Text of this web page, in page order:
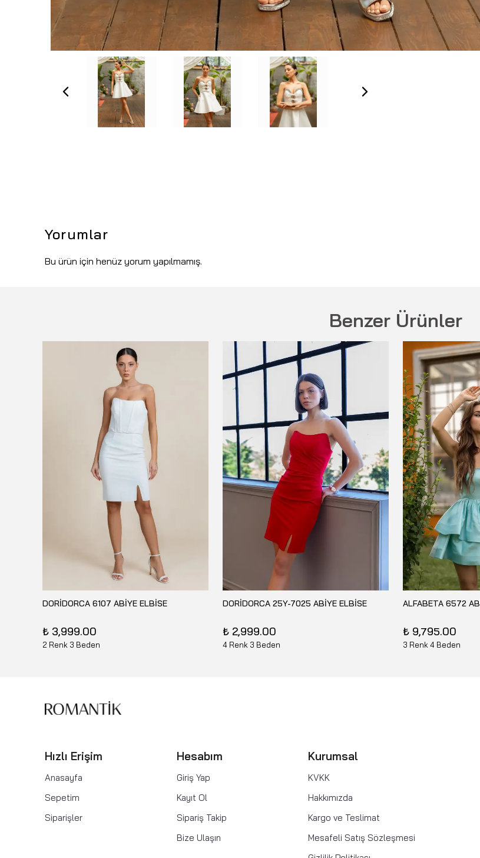
Yorumlar
Bu ürün için henüz yorum yapılmamış.
Benzer Ürünler
DORİDORCA 6107 ABİYE ELBİSE
₺ 3,999.00
2 Renk 3 Beden
DORİDORCA 25Y-7025 ABİYE ELBİSE
₺ 2,999.00
4 Renk 3 Beden
ALFABETA 6572
₺ 9,795.00
3 Renk 4 Beden
Hızlı Erişim
Anasayfa
Sepetim
Siparişler
Hesabım
Giriş Yap
Kayıt Ol
Sipariş Takip
Bize Ulaşın
Kurumsal
KVKK
Hakkımızda
Kargo ve Teslimat
Mesafeli Satış Sözleşmesi